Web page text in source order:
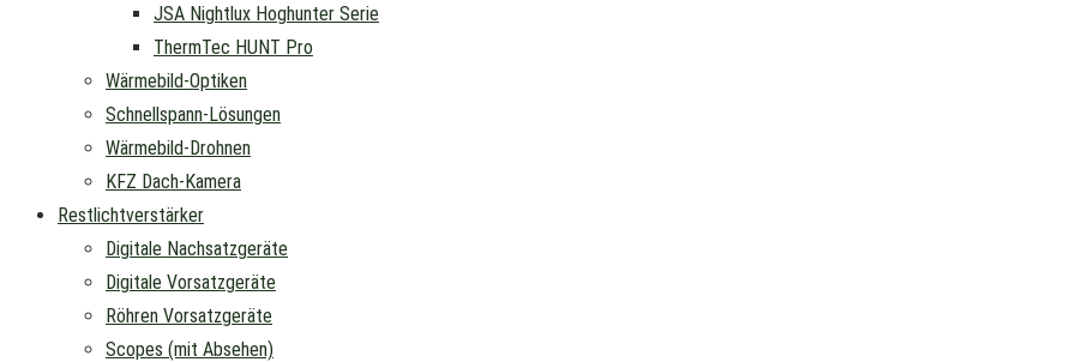
JSA Nightlux Hoghunter Serie
ThermTec HUNT Pro
Wärmebild-Optiken
Schnellspann-Lösungen
Wärmebild-Drohnen
KFZ Dach-Kamera
Restlichtverstärker
Digitale Nachsatzgeräte
Digitale Vorsatzgeräte
Röhren Vorsatzgeräte
Scopes (mit Absehen)